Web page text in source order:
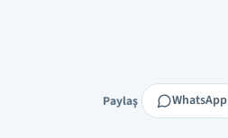
Paylaş
Paylaş WhatsApp